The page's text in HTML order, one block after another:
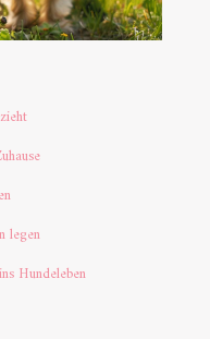
legen
Hundeleben